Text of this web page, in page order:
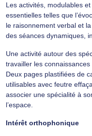
Les activités, modulables
essentielles telles que
le raisonnement verbal et
des séances dynamiques,
Une activité autour des
travailler les
Deux pages plastifiées de
utilisables avec feutre
associer une spécialité à
l’espace.
Intérêt orthophonique